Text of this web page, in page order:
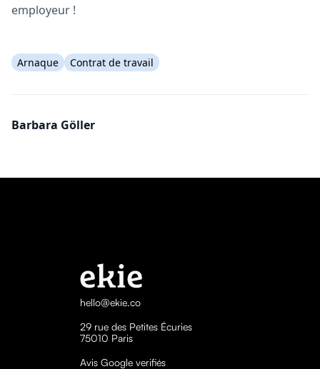
employeur !
Arnaque Contrat de travail
Barbara Göller
hello@ekie.co
29 rue des Petites Écuries
75010 Paris
Avis Google verifiés